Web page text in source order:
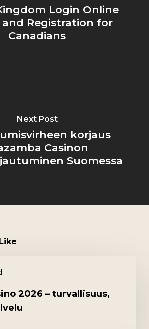
Login Online
and Registration for
Canadians
Next Post
korjaus
Casinon
Suomessa
2026 – turvallisuus,